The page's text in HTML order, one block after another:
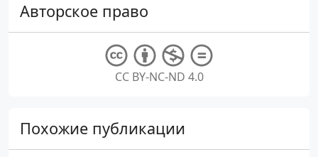
Авторское право
CC BY-NC-ND 4.0
Похожие публикации